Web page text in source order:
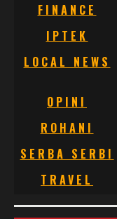
FINANCE
IPTEK
LOCAL NEWS
OPINI
ROHANI
SERBA SERBI
TRAVEL